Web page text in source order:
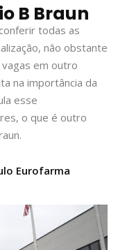
B Braun
todas as
não obstante
em outro
na importância da
esse
o que é outro
Eurofarma